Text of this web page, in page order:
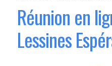
Réunion en
Lessines